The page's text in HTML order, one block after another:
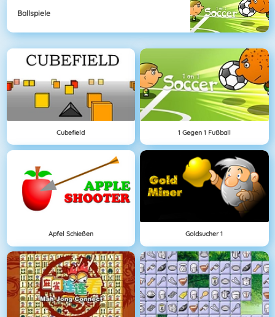
Ballspiele
Cubefield 1 Gegen 1 Fußball
Apfel Schießen Goldsucher 1